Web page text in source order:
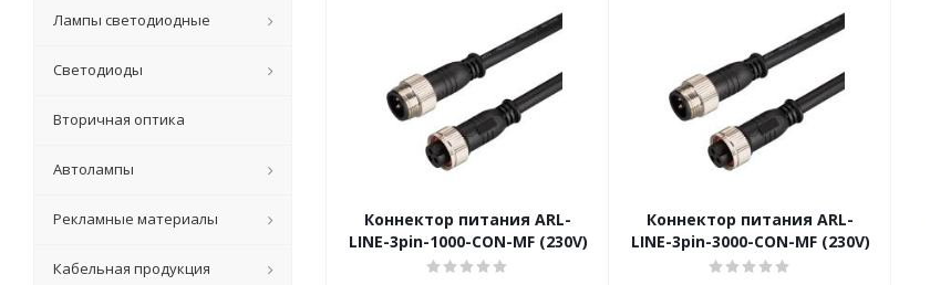
Коннектор питания ARL-
LINE-3pin-1000-CON-MF (230V)
Коннектор питания ARL-
LINE-3pin-3000-CON-MF (230V)
Лампы светодиодные
Светодиоды
Вторичная оптика
Автолампы
Рекламные материалы
Кабельная продукция